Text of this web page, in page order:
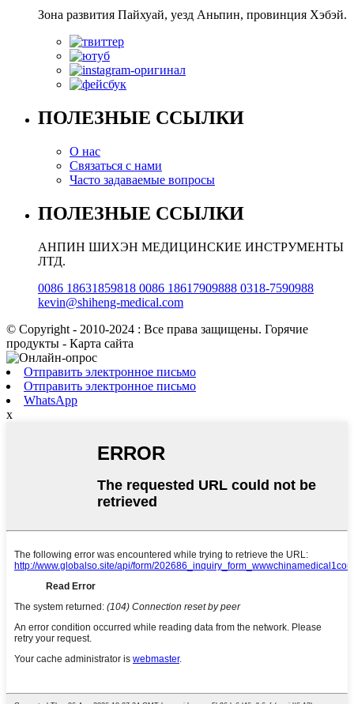
Зона развития Пайхуай, уезд Аньпин, провинция Хэбэй.
ПОЛЕЗНЫЕ ССЫЛКИ
О нас
Связаться с нами
Часто задаваемые вопросы
ПОЛЕЗНЫЕ ССЫЛКИ
АНПИН ШИХЭН МЕДИЦИНСКИЕ ИНСТРУМЕНТЫ
ЛТД.
0086 18631859818 0086 18617909888 0318-7590988
kevin@shiheng-medical.com
© Copyright - 2010-2024 : Все права защищены. Горячие
продукты - Карта сайта
Отправить электронное письмо
Отправить электронное письмо
WhatsApp
х